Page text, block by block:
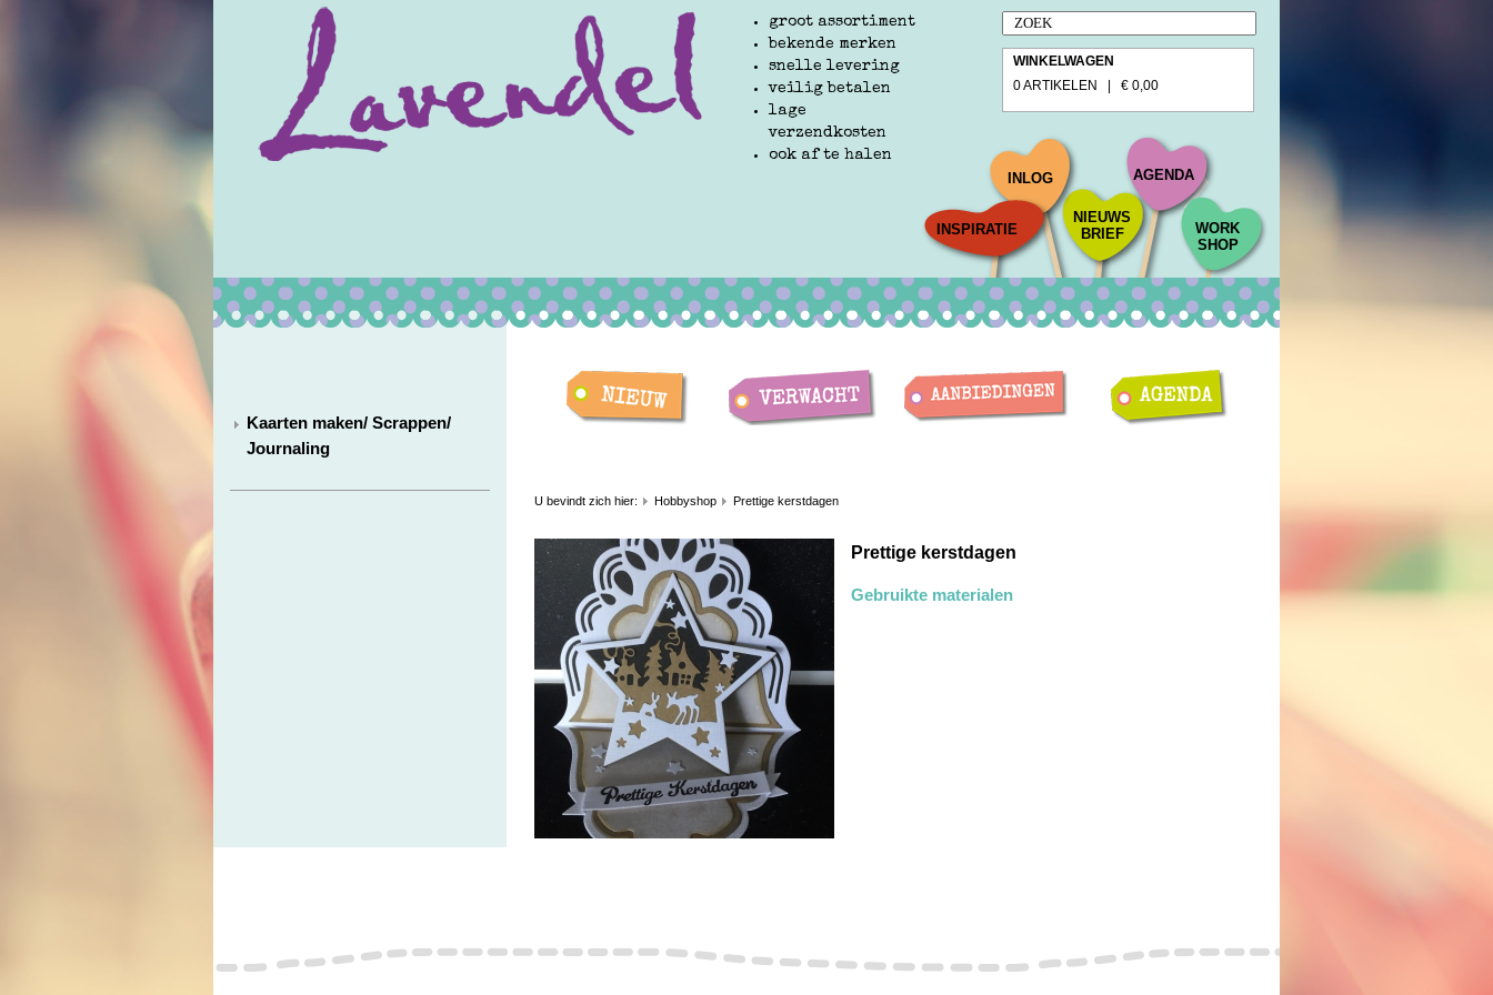
groot assortiment
bekende merken
snelle levering
veilig betalen
lage
verzendkosten
ook af te halen
WINKELWAGEN
0 ARTIKELEN | € 0,00
INSPIRATIE
INLOG
NIEUWS
BRIEF
AGENDA
WORK
SHOP
Kaarten maken/ Scrappen/
Journaling
U bevindt zich hier: Hobbyshop Prettige kerstdagen
Prettige kerstdagen
Gebruikte materialen